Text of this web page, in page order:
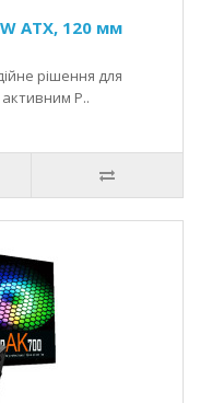
ATX, 120 мм
рішення для
активним P..